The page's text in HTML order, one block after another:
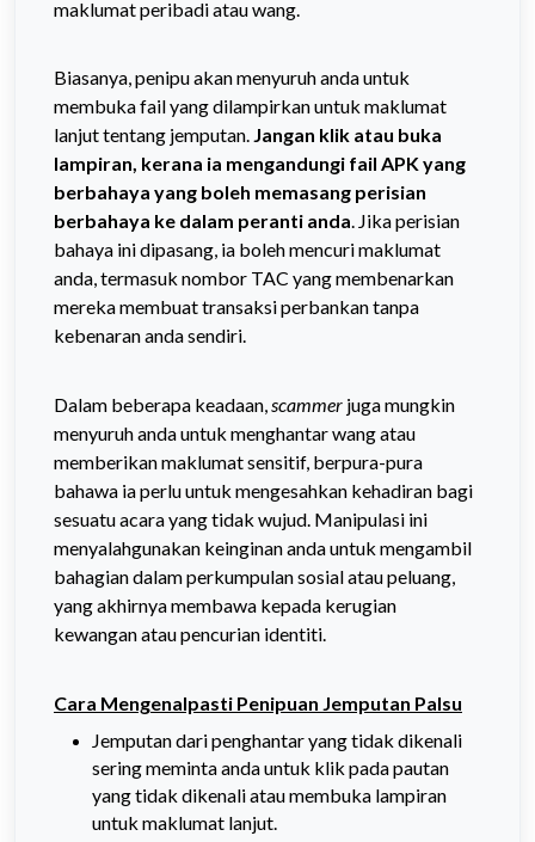
maklumat peribadi atau wang.
Biasanya, penipu akan menyuruh anda untuk
membuka fail yang dilampirkan untuk maklumat
lanjut tentang jemputan. Jangan klik atau buka
lampiran, kerana ia mengandungi fail APK yang
berbahaya yang boleh memasang perisian
berbahaya ke dalam peranti anda. Jika perisian
bahaya ini dipasang, ia boleh mencuri maklumat
anda, termasuk nombor TAC yang membenarkan
mereka membuat transaksi perbankan tanpa
kebenaran anda sendiri.
Dalam beberapa keadaan,scammer juga mungkin
menyuruh anda untuk menghantar wang atau
memberikan maklumat sensitif, berpura-pura
bahawa ia perlu untuk mengesahkan kehadiran bagi
sesuatu acara yang tidak wujud. Manipulasi ini
menyalahgunakan keinginan anda untuk mengambil
bahagian dalam perkumpulan sosial atau peluang,
yang akhirnya membawa kepada kerugian
kewangan atau pencurian identiti.
Cara Mengenalpasti Penipuan Jemputan Palsu
Jemputan dari penghantar yang tidak dikenali
sering meminta anda untuk klik pada pautan
yang tidak dikenali atau membuka lampiran
untuk maklumat lanjut.